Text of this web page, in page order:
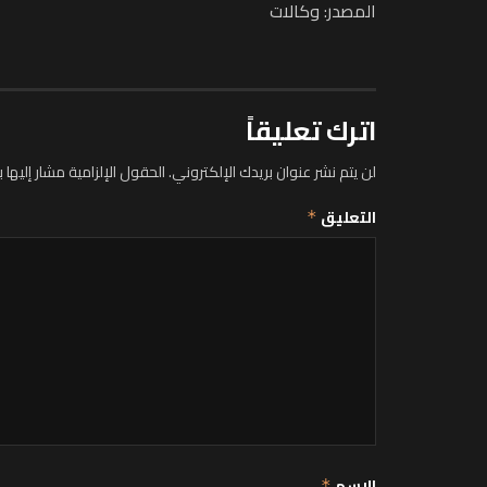
المصدر: وكالات
اترك تعليقاً
لن يتم نشر عنوان بريدك الإلكتروني.الحقول الإلزامية مشار إليها
التعليق *